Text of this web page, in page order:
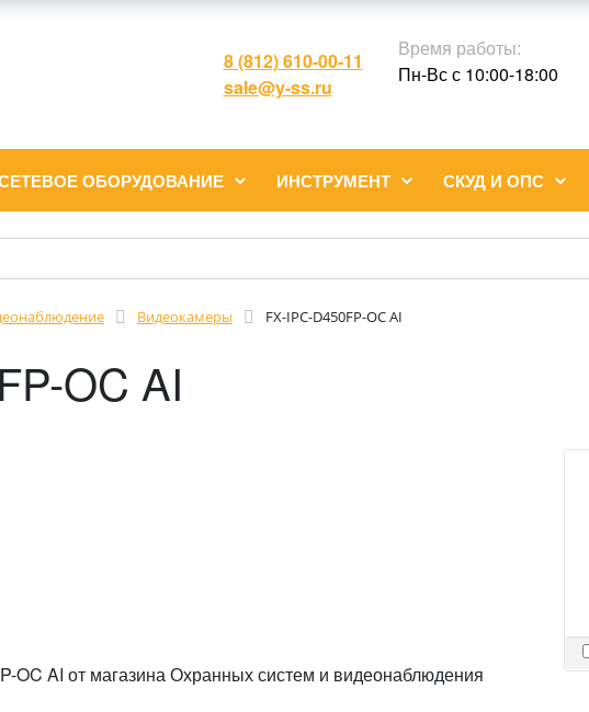
8 (812) 610-00-11
sale@y-ss.ru
Время работы:
Пн-Вс с 10:00-18:00
ОБОРУДОВАНИЕ ИНСТРУМЕНТ СКУД И ОПС
Видеокамеры FX-IPC-D450FP-OC AI
OC AI